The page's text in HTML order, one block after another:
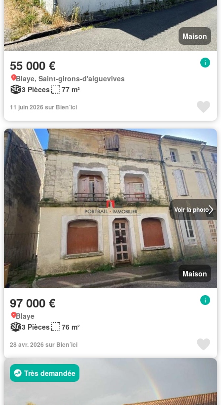
Maison
55 000 €
Blaye, Saint-girons-d'aiguevives
3 Pièces
77 m²
11 juin 2026 sur Bien´ici
Voir la photo
Maison
97 000 €
Blaye
3 Pièces
76 m²
28 avr. 2026 sur Bien´ici
Très demandée